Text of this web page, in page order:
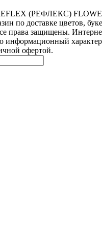
(РЕФЛЕКС)
по доставке цветов,
права защищены.
информационный
офертой.